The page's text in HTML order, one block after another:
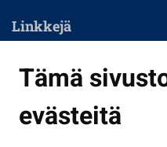
Tämä
evästeitä
Linkkejä
Kasvatus ja opetus
Kulttuuri ja liikunta